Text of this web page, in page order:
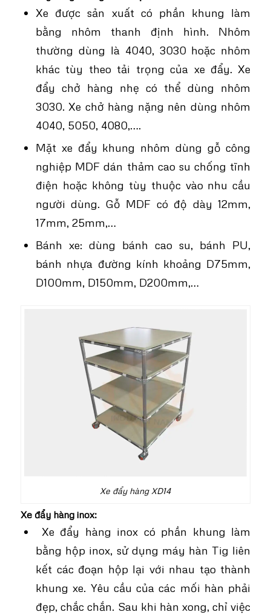
Xe được sản xuất có phần khung làm
bằng nhôm thanh định hình. Nhôm
thường dùng là 4040, 3030 hoặc nhôm
khác tùy theo tải trọng của xe đẩy. Xe
đẩy chở hàng nhẹ có thể dùng nhôm
3030. Xe chở hàng nặng nên dùng nhôm
4040, 5050, 4080,….
Mặt xe đẩy khung nhôm dùng gỗ công
nghiệp MDF dán thảm cao su chống tĩnh
điện hoặc không tùy thuộc vào nhu cầu
người dùng. Gỗ MDF có độ dày 12mm,
17mm, 25mm,…
Bánh xe: dùng bánh cao su, bánh PU,
bánh nhựa đường kính khoảng D75mm,
D100mm, D150mm, D200mm,…
Xe đẩy hàng XD14
Xe đẩy hàng inox:
Xe đẩy hàng inox có phần khung làm
bằng hộp inox, sử dụng máy hàn Tig liên
kết các đoạn hộp lại với nhau tạo thành
khung xe. Yêu cầu của các mối hàn phải
đẹp, chắc chắn. Sau khi hàn xong, chỉ việc